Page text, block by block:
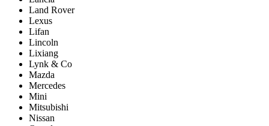
Land Rover
Lexus
Lifan
Lincoln
Lixiang
Lynk & Co
Mazda
Mercedes
Mini
Mitsubishi
Nissan